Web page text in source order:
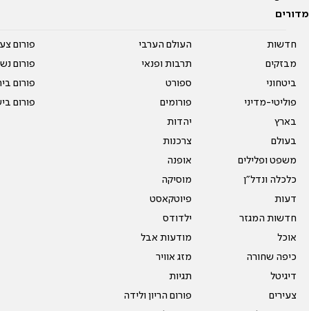
מדורים
חדשות
מבזקים
ביטחוני
פוליטי-מדיני
בארץ
בעולם
משפט ופלילים
כלכלה ונדל"ן
דעות
חדשות המגזר
אוכל
כיפה שחורה
דיגיטל
צעירים
העולם הערבי
תרבות ופנאי
ספורט
פורומים
יהדות
צרכנות
אופנה
מוסיקה
פיוטקאסט
ילדודס
מודעות אבל
מזג אוויר
תגיות
פורום הריון ולידה
פורום
פורום
פורום
פורום